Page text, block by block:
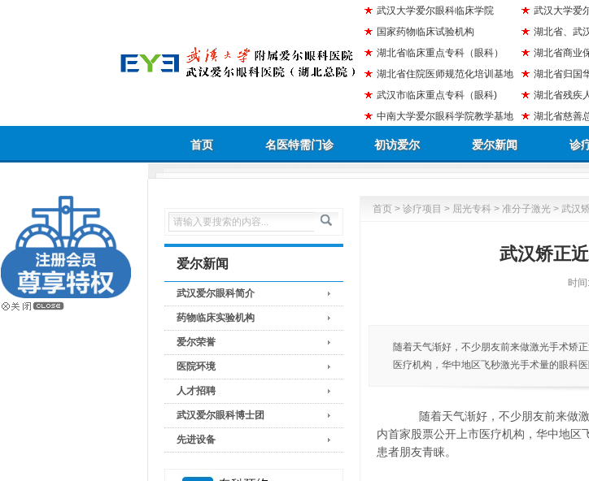
武汉大学爱尔眼科临床学院
国家药物临床试验机构
湖北省临床重点专科（眼科）
湖北省住院医师规范化培训基地
武汉市临床重点专科（眼科)
中南大学爱尔眼科学院教学基地
武汉大学爱
湖北省、武
湖北省商业
湖北省归国
湖北省残疾
湖北省慈善
首页 名医特需门诊 初访爱尔 爱尔新闻 诊
爱尔新闻
武汉爱尔眼科简介
药物临床实验机构
爱尔荣誉
医院环境
人才招聘
武汉爱尔眼科博士团
先进设备
首页 > 诊疗项目 > 屈光专科 > 准分子激光 > 武汉
武汉矫正
时间:
随着天气渐好，不少朋友前来做激光手术矫
医疗机构，华中地区飞秒激光手术量的眼科
随着天气渐好，不少朋友前来做激
内首家股票公开上市医疗机构，华中地
患者朋友青睐。